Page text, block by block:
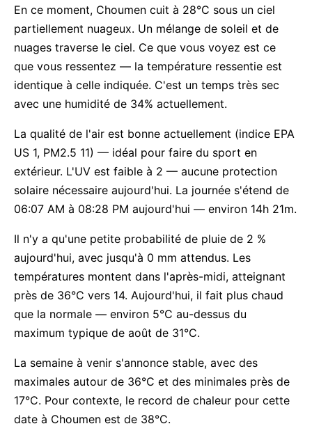
En ce moment, Choumen cuit à 28°C sous un ciel
partiellement nuageux. Un mélange de soleil et de
nuages traverse le ciel. Ce que vous voyez est ce
que vous ressentez — la température ressentie est
identique à celle indiquée. C'est un temps très sec
avec une humidité de 34% actuellement.
La qualité de l'air est bonne actuellement (indice EPA
US 1, PM2.5 11) — idéal pour faire du sport en
extérieur. L'UV est faible à 2 — aucune protection
solaire nécessaire aujourd'hui. La journée s'étend de
06:07 AM à 08:28 PM aujourd'hui — environ 14h 21m.
Il n'y a qu'une petite probabilité de pluie de 2 %
aujourd'hui, avec jusqu'à 0 mm attendus. Les
températures montent dans l'après-midi, atteignant
près de 36°C vers 14. Aujourd'hui, il fait plus chaud
que la normale — environ 5°C au-dessus du
maximum typique de août de 31°C.
La semaine à venir s'annonce stable, avec des
maximales autour de 36°C et des minimales près de
17°C. Pour contexte, le record de chaleur pour cette
date à Choumen est de 38°C.